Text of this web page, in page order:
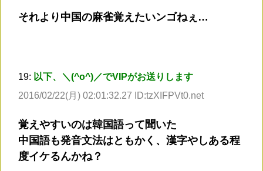
それより中国の麻雀覚えたいンゴねぇ…
19: 以下、＼(^o^)／でVIPがお送りします
2016/02/22(月) 02:01:32.27 ID:tzXIFPVt0.net
覚えやすいのは韓国語って聞いた
中国語も発音文法はともかく、漢字やしある程
度イケるんかね？